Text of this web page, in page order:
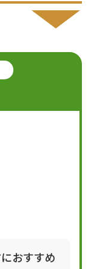
おすすめ